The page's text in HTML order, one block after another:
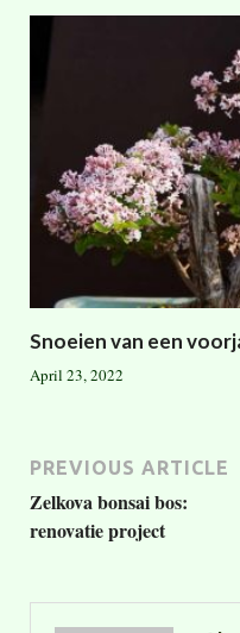
Snoeien van een
April 23, 2022
PREVIOUS ARTICLE
Zelkova bonsai bos:
renovatie project